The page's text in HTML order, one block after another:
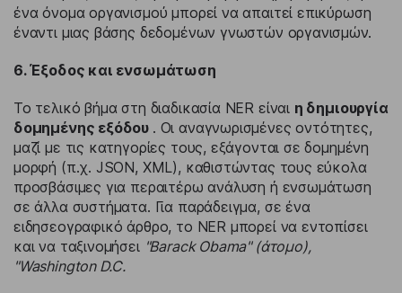
ένα όνομα οργανισμού μπορεί να απαιτεί επικύρωση
έναντι μιας βάσης δεδομένων γνωστών οργανισμών.
6. Έξοδος και ενσωμάτωση
Το τελικό βήμα στη διαδικασία NER είναι η δημιουργία
δομημένης εξόδου . Οι αναγνωρισμένες οντότητες,
μαζί με τις κατηγορίες τους, εξάγονται σε δομημένη
μορφή (π.χ. JSON, XML), καθιστώντας τους εύκολα
προσβάσιμες για περαιτέρω ανάλυση ή ενσωμάτωση
σε άλλα συστήματα. Για παράδειγμα, σε ένα
ειδησεογραφικό άρθρο, το NER μπορεί να εντοπίσει
και να ταξινομήσει "Barack Obama" (άτομο),
"Washington D.C.